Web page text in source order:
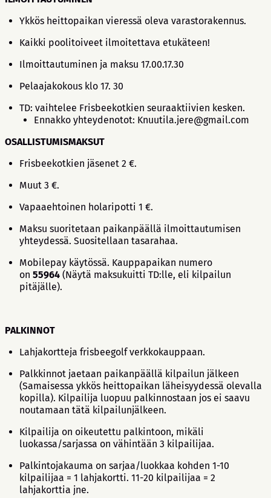
Ykkös heittopaikan vieressä oleva varastorakennus.
Kaikki poolitoiveet ilmoitettava etukäteen!
Ilmoittautuminen ja maksu 17.00.17.30
Pelaajakokous klo 17. 30
TD: vaihtelee Frisbeekotkien seuraaktiivien kesken.
Ennakko yhteydenotot: Knuutila.jere@gmail.com
OSALLISTUMISMAKSUT
Frisbeekotkien jäsenet 2 €.
Muut 3 €.
Vapaaehtoinen holaripotti 1 €.
Maksu suoritetaan paikanpäällä ilmoittautumisen
yhteydessä. Suositellaan tasarahaa.
Mobilepay käytössä. Kauppapaikan numero
on 55964 (Näytä maksukuitti TD:lle, eli kilpailun
pitäjälle).
PALKINNOT
Lahjakortteja frisbeegolf verkkokauppaan.
Palkkinnot jaetaan paikanpäällä kilpailun jälkeen
(Samaisessa ykkös heittopaikan läheisyydessä olevalla
kopilla). Kilpailija luopuu palkinnostaan jos ei saavu
noutamaan tätä kilpailunjälkeen.
Kilpailija on oikeutettu palkintoon, mikäli
luokassa/sarjassa on vähintään 3 kilpailijaa.
Palkintojakauma on sarjaa/luokkaa kohden 1-10
kilpailijaa = 1 lahjakortti. 11-20 kilpailijaa = 2
lahjakorttia jne.